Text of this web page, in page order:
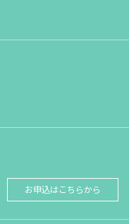
お申込はこちらから